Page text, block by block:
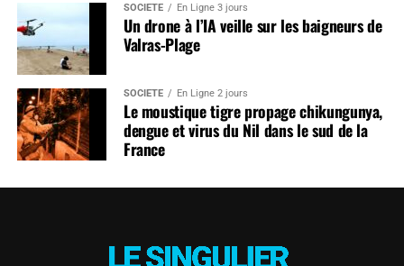
SOCIÉTÉ En Ligne 3 jours
Un drone à l’IA veille sur les baigneurs de
Valras-Plage
SOCIÉTÉ En Ligne 2 jours
Le moustique tigre propage chikungunya,
dengue et virus du Nil dans le sud de la
France